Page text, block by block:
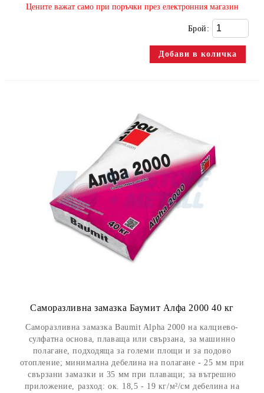
​Цените важат само при поръчки през електронния магазин
Брой:
Саморазливна замазка Баумит Алфа 2000 40 кг
Саморазливна замазка Baumit Alpha 2000 на калциево-
сулфатна основа, плаваща или свързана, за машинно
полагане, подходяща за големи площи и за подово
отопление; минимална дебелина на полагане - 25 мм при
свързани замазки и 35 мм при плаващи; за вътрешно
приложение, разход: ок. 18,5 - 19 кг/м²/см дебелина на